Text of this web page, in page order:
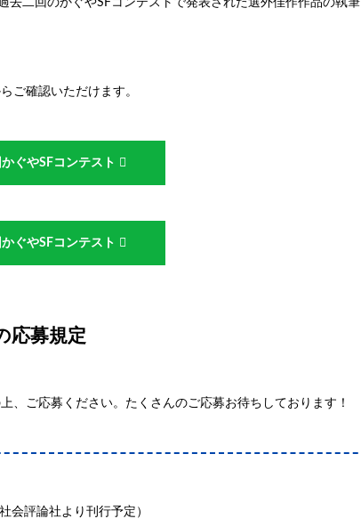
ご確認いただけます。
ぐやSFコンテスト
ぐやSFコンテスト
応募規定
、ご応募ください。たくさんのご応募お待ちしております！
会評論社より刊行予定）